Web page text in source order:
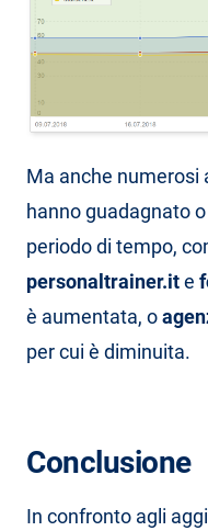
Ma anche numerosi
hanno guadagnato
periodo di tempo,
personaltrainer.ite
è aumentata, o
per cui è diminuita.
Conclusione
In confronto agli